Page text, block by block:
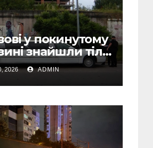
у покинутому
знайшли тіло
чоловіка
2026 ADMIN